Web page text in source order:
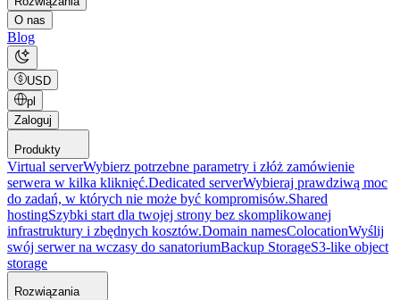
O nas
Blog
USD
pl
Zaloguj
Produkty
Virtual serverWybierz potrzebne parametry i złóż zamówienie
serwera w kilka kliknięć.Dedicated serverWybieraj prawdziwą moc
do zadań, w których nie może być kompromisów.Shared
hostingSzybki start dla twojej strony bez skomplikowanej
infrastruktury i zbędnych kosztów.Domain namesColocationWyślij
swój serwer na wczasy do sanatoriumBackup StorageS3-like object
storage
Rozwiązania